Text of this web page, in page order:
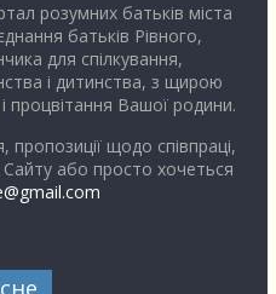
розумних батьків міста
батьків Рівного,
для спілкування,
і дитинства, з щирою
Вашої родини.
щодо співпраці,
або просто хочеться